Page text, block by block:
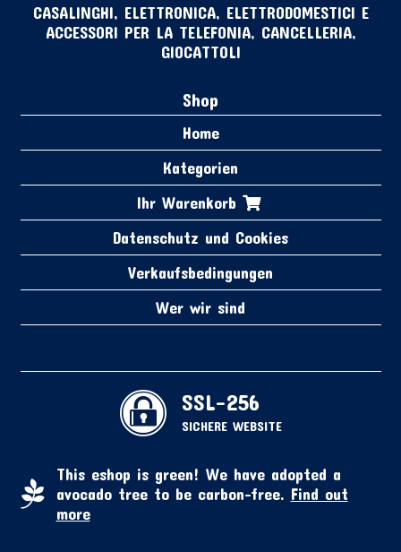
CASALINGHI, ELETTRONICA, ELETTRODOMESTICI E
ACCESSORI PER LA TELEFONIA, CANCELLERIA,
GIOCATTOLI
Shop
Home
Kategorien
Ihr Warenkorb
Datenschutz und Cookies
Verkaufsbedingungen
Wer wir sind
SSL-256
SICHERE WEBSITE
This eshop is green! We have adopted a
avocado tree to be carbon-free. Find out
more